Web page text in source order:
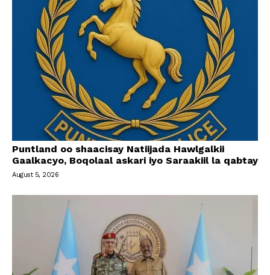
Puntland oo shaacisay Natiijada Hawlgalkii
Gaalkacyo, Boqolaal askari iyo Saraakiil la qabtay
August 5, 2026